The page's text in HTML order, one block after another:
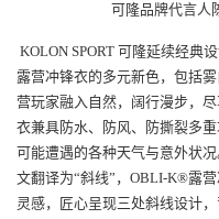
可隆品牌代言人
KOLON SPORT 可隆延续经典
露营冲锋衣的多元新色，包括
营玩家融入自然，阔行漫步，
衣兼具防水、防风、防撕裂多
可能遭遇的各种天气与意外状况
文翻译为“斜线” ，OBLI-K®露
灵感，匠心呈现三处斜线设计